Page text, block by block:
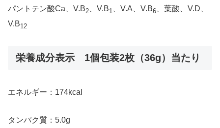
パントテン酸Ca、V.B2、V.B1、V.A、V.B6、葉酸、V.D、
V.B12
栄養成分表示 1個包装2枚（36g）当たり
エネルギー：174kcal
タンパク質：5.0g